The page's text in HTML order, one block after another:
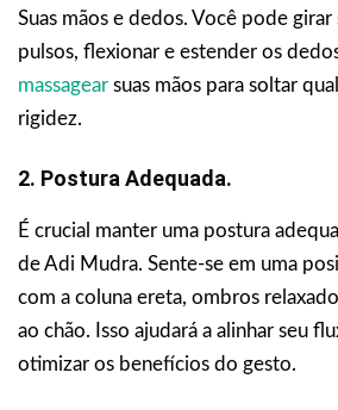
Suas mãos e dedos. Você pode
pulsos, flexionar e estender os
massagear suas mãos para soltar
rigidez.
2. Postura Adequada.
É crucial manter uma postura
de Adi Mudra. Sente-se em uma
com a coluna ereta, ombros
ao chão. Isso ajudará a alinhar seu
otimizar os benefícios do gesto.